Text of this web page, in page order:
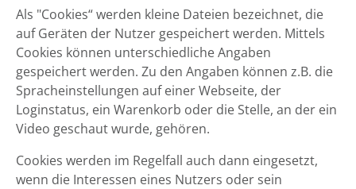
Als "Cookies“ werden kleine Dateien bezeichnet, die
auf Geräten der Nutzer gespeichert werden. Mittels
Cookies können unterschiedliche Angaben
gespeichert werden. Zu den Angaben können z.B. die
Spracheinstellungen auf einer Webseite, der
Loginstatus, ein Warenkorb oder die Stelle, an der ein
Video geschaut wurde, gehören.
Cookies werden im Regelfall auch dann eingesetzt,
wenn die Interessen eines Nutzers oder sein